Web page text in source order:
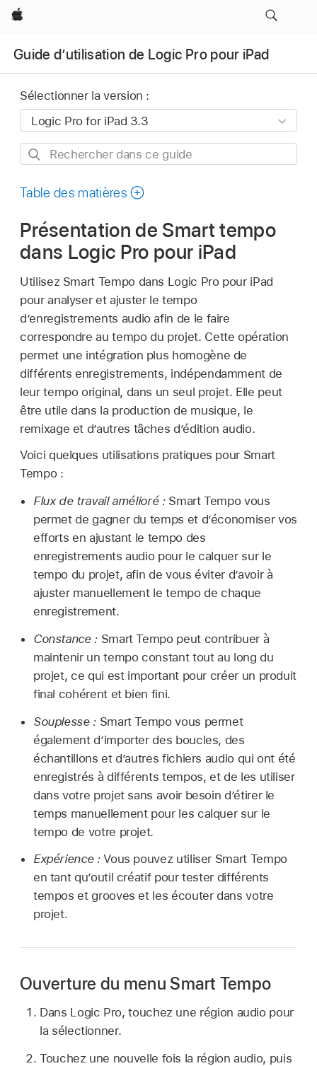
Apple
Guide d’utilisation de Logic Pro pour iPad
Sélectionner la version :
Rechercher
ce
Table des matières
Présentation de Smart tempo
dans Logic Pro pour iPad
Utilisez Smart Tempo dans Logic Pro pour iPad
pour analyser et ajuster le tempo
d’enregistrements audio afin de le faire
correspondre au tempo du projet. Cette opération
permet une intégration plus homogène de
différents enregistrements, indépendamment de
leur tempo original, dans un seul projet. Elle peut
être utile dans la production de musique, le
remixage et d’autres tâches d’édition audio.
Voici quelques utilisations pratiques pour Smart
Tempo :
Flux de travail amélioré :Smart Tempo vous
permet de gagner du temps et d’économiser vos
efforts en ajustant le tempo des
enregistrements audio pour le calquer sur le
tempo du projet, afin de vous éviter d’avoir à
ajuster manuellement le tempo de chaque
enregistrement.
Constance :Smart Tempo peut contribuer à
maintenir un tempo constant tout au long du
projet, ce qui est important pour créer un produit
final cohérent et bien fini.
Souplesse :Smart Tempo vous permet
également d’importer des boucles, des
échantillons et d’autres fichiers audio qui ont été
enregistrés à différents tempos, et de les utiliser
dans votre projet sans avoir besoin d’étirer le
temps manuellement pour les calquer sur le
tempo de votre projet.
Expérience :Vous pouvez utiliser Smart Tempo
en tant qu’outil créatif pour tester différents
tempos et grooves et les écouter dans votre
projet.
Ouverture du menu Smart Tempo
Dans Logic Pro, touchez une région audio pour
la sélectionner.
Touchez une nouvelle fois la région audio, puis